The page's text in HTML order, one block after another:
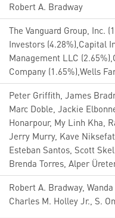
Robert A. Bradway
The Vanguard Group, Inc.
Investors (4.28%),Capital
Management LLC
Company (1.65%),Wells
Peter Griffith, James
Marc Doble, Jackie
Honarpour, My Linh Kha,
Jerry Murry, Kave
Esteban Santos, Scott
Brenda Torres, Alper
Robert A. Bradway,
Charles M. Holley Jr., S.